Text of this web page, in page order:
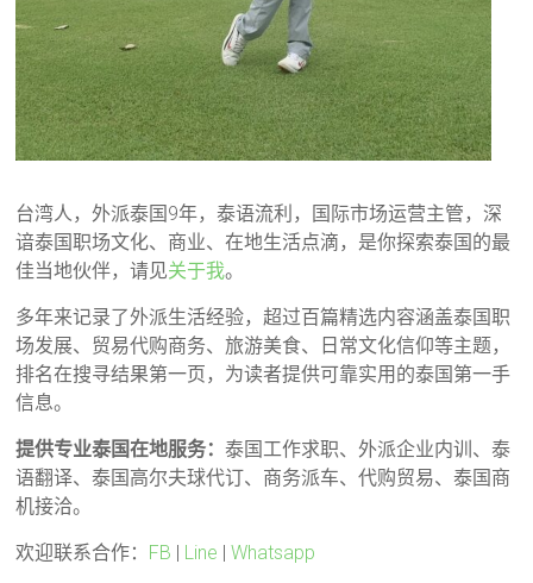
台湾人，外派泰国9年，泰语流利，国际市场运营主管，深
谙泰国职场文化、商业、在地生活点滴，是你探索泰国的最
佳当地伙伴，请见关于我。
多年来记录了外派生活经验，超过百篇精选内容涵盖泰国职
场发展、贸易代购商务、旅游美食、日常文化信仰等主题，
排名在搜寻结果第一页，为读者提供可靠实用的泰国第一手
信息。
提供专业泰国在地服务：泰国工作求职、外派企业内训、泰
语翻译、泰国高尔夫球代订、商务派车、代购贸易、泰国商
机接洽。
欢迎联系合作： FB | Line |Whatsapp